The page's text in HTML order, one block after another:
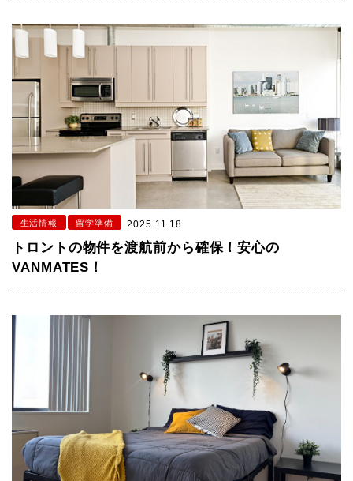
生活情報 留学準備 2025.11.18
トロントの物件を渡航前から確保！安心の
VANMATES！